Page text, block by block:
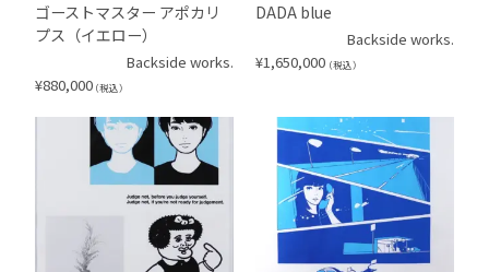
ゴーストマスター アポカリ
プス（イエロー）
Backside works.
¥880,000 （税込）
DADA blue
Backside works.
¥1,650,000 （税込）